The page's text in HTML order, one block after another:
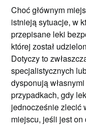
Choć głównym
istnieją sytuacje, w
przepisane leki
której został
Dotyczy to
specjalistycznych
dysponują
przypadkach, gdy
jednocześnie zlecić
miejscu, jeśli jest